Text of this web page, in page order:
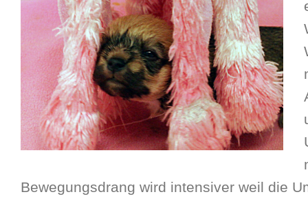
Bewegungsdrang wird intensiver weil die